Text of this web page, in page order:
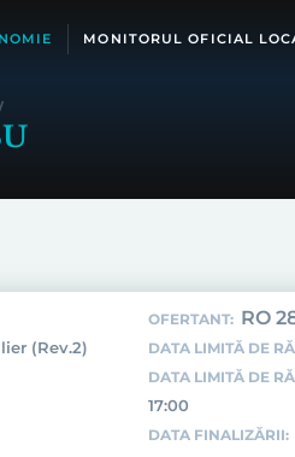
MONITORUL OFICIAL
(Rev.2)
OFERTANT: RO
DATA LIMITĂ DE
DATA LIMITĂ DE
17:00
DATA FINALIZĂRII: